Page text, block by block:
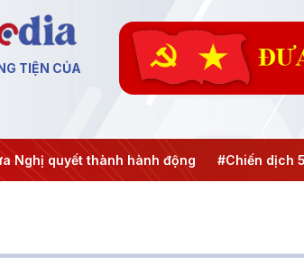
TIỆN CỦA
Nghị quyết thành hành động #Chiến dịch